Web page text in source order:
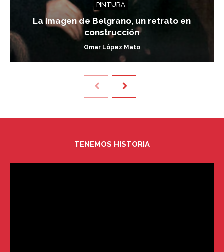
PINTURA
La imagen de Belgrano, un retrato en
construcción
Omar López Mato
TENEMOS HISTORIA